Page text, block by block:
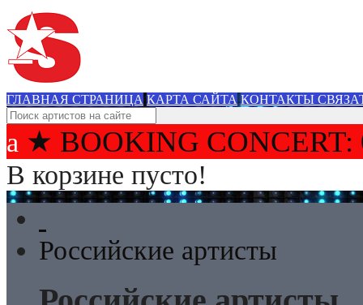
ГЛАВНАЯ СТРАНИЦА КАРТА САЙТА КОНТАКТЫ
★ BOOKING
В корзине пусто!
Российские артисты